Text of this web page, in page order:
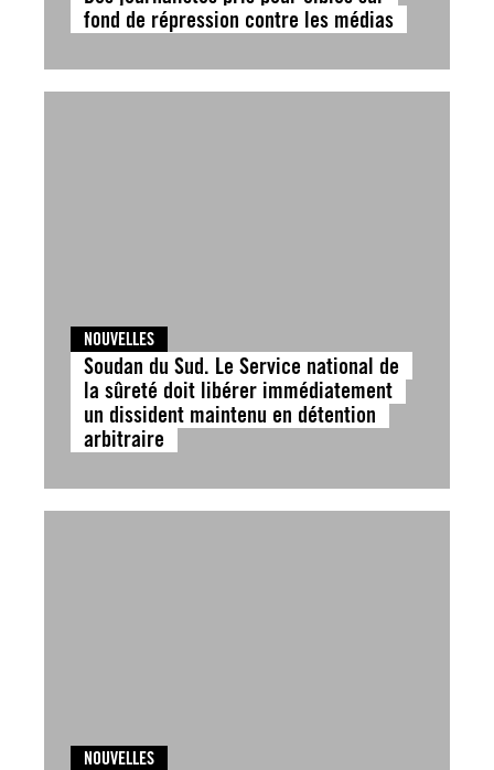
fond de répression contre les médias
NOUVELLES
Soudan du Sud. Le Service national de
la sûreté doit libérer immédiatement
un dissident maintenu en détention
arbitraire
NOUVELLES